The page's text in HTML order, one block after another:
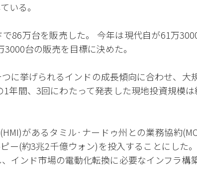
いる。
86万台を販売した。 今年は現代自が61万
台の販売を目標に決めた。
に挙げられるインドの成長傾向に合わせ、大
年間、3回にわたって発表した現地投資規模
があるタミル·ナードゥ州との業務協約
ー(約3兆2千億ウォン)を投入することにした
インド市場の電動化転換に必要なインフラ構